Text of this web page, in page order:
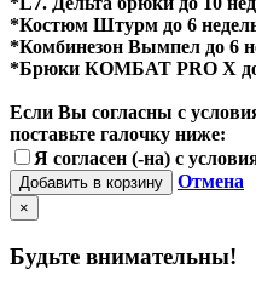
*Костюм Штурм до 6
*Комбинезон Вымпел до 6
*Брюки КОМБАТ PRO X до
Если Вы согласны с
поставьте галочку ниже:
Я согласен (-на) с
Добавить в корзину Отмена
×
Будьте внимательны!